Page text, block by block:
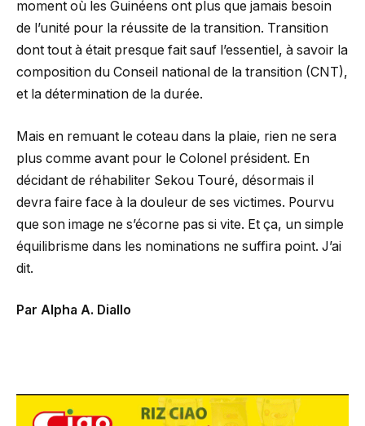
moment où les Guinéens ont plus que jamais besoin
de l’unité pour la réussite de la transition. Transition
dont tout à était presque fait sauf l’essentiel, à savoir la
composition du Conseil national de la transition (CNT),
et la détermination de la durée.
Mais en remuant le coteau dans la plaie, rien ne sera
plus comme avant pour le Colonel président. En
décidant de réhabiliter Sekou Touré, désormais il
devra faire face à la douleur de ses victimes. Pourvu
que son image ne s’écorne pas si vite. Et ça, un simple
équilibrisme dans les nominations ne suffira point. J’ai
dit.
Par Alpha A. Diallo